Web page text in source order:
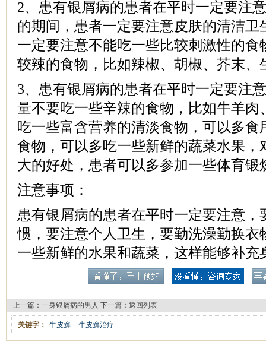
2、患有银屑病的患者在平时一定要注
的期间，患者一定要注意皮肤的清洁卫
一定要注意不能吃一些比较刺激性的食
较辣的食物，比如辣椒、胡椒、芥末、
3、患有银屑病的患者在平时一定要注
量不要吃一些辛辣的食物，比如牛羊肉
吃一些富含营养的清淡食物，可以多食
食物，可以多吃一些新鲜的蔬菜水果，
大的好处，患者可以多参加一些体育锻
注意事项：
患有银屑病的患者在平时一定要注意，
惯，要注意个人卫生，要勤洗澡勤换衣
一些新鲜的水果和蔬菜，这样能够补充
上一篇： 一身银屑病的男人 下一篇： 返回列表
关键字： 牛皮癣 牛皮癣治疗